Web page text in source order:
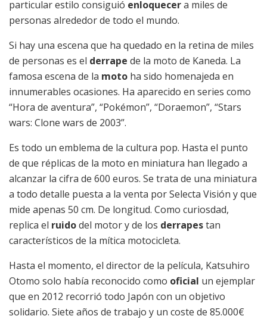
particular estilo consiguió enloquecera miles de
personas alrededor de todo el mundo.
Si hay una escena que ha quedado en la retina de miles
de personas es el derrape de la moto de Kaneda. La
famosa escena de la moto ha sido homenajeda en
innumerables ocasiones. Ha aparecido en series como
“Hora de aventura”, “Pokémon”, “Doraemon”, “Stars
wars: Clone wars de 2003”.
Es todo un emblema de la cultura pop. Hasta el punto
de que réplicas de la moto en miniatura han llegado a
alcanzar la cifra de 600 euros. Se trata de una miniatura
a todo detalle puesta a la venta por Selecta Visión y que
mide apenas 50 cm. De longitud. Como curiosdad,
replica el ruidodel motor y de los derrapestan
característicos de la mítica motocicleta.
Hasta el momento, el director de la película, Katsuhiro
Otomo solo había reconocido como oficial un ejemplar
que en 2012 recorrió todo Japón con un objetivo
solidario. Siete años de trabajo y un coste de 85.000€